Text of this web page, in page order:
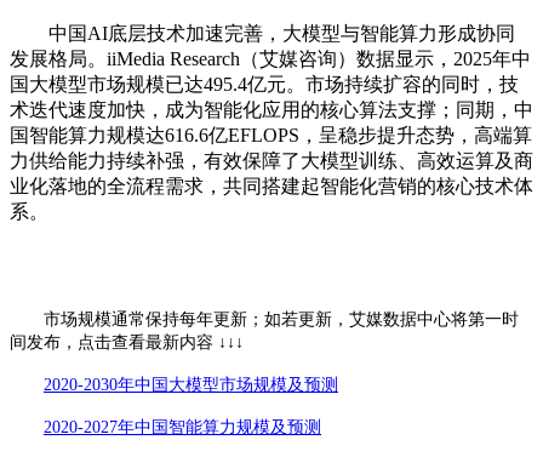
中国AI底层技术加速完善，大模型与智能算力形成协同
发展格局。iiMedia Research（艾媒咨询）数据显示，2025年中
国大模型市场规模已达495.4亿元。市场持续扩容的同时，技
术迭代速度加快，成为智能化应用的核心算法支撑；同期，中
国智能算力规模达616.6亿EFLOPS，呈稳步提升态势，高端算
力供给能力持续补强，有效保障了大模型训练、高效运算及商
业化落地的全流程需求，共同搭建起智能化营销的核心技术体
系。
市场规模通常保持每年更新；如若更新，艾媒数据中心将第一时
间发布，点击查看最新内容 ↓↓↓
2020-2030年中国大模型市场规模及预测
2020-2027年中国智能算力规模及预测